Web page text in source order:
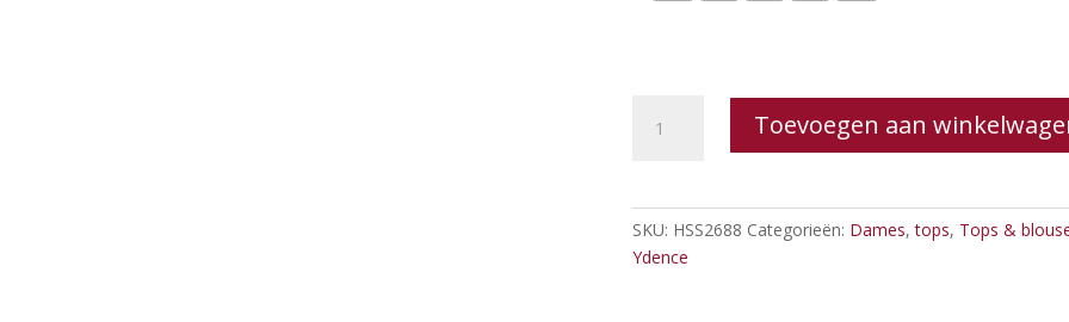
Toevoegen aan
SKU: HSS2688 Categorieën: Dames,tops, Tops &
Ydence